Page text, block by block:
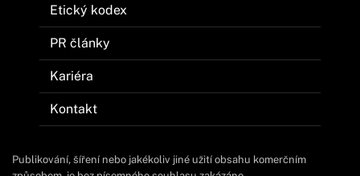
Etický kodex
PR články
Kariéra
Kontakt
Publikování, šíření nebo jakékoliv jiné užití obsahu komerčním